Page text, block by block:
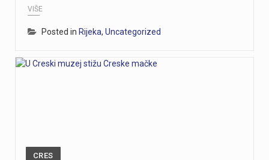
VIŠE
Posted in Rijeka, Uncategorized
CRES